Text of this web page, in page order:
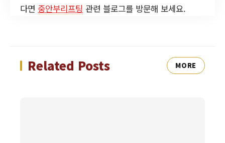
다면 중안부리프팅 관련 블로그를 방문해 보세요.
Related Posts MORE